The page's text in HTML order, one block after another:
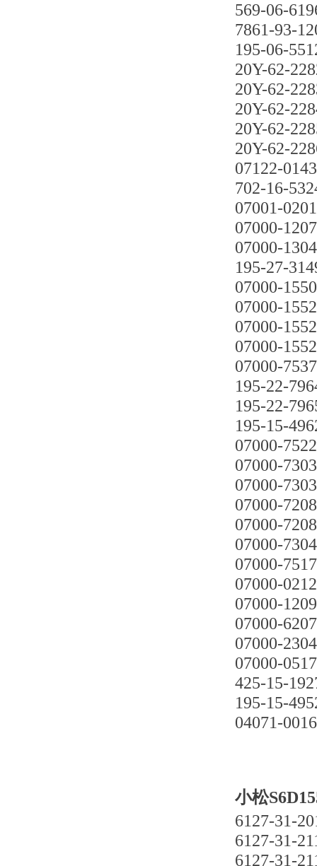
569-06-
7861-93-
195-06-
20Y-62-
20Y-62-
20Y-62-
20Y-62-
20Y-62-
07122-
702-16-
07001-
07000-
07000-
195-27-
07000-
07000-
07000-
07000-
07000-
195-22-
195-22-
195-15-
07000-
07000-
07000-
07000-
07000-
07000-
07000-
07000-
07000-
07000-
07000-
07000-
425-15-
195-15-
04071-
小松
6127-31-
6127-31-
6127-31-